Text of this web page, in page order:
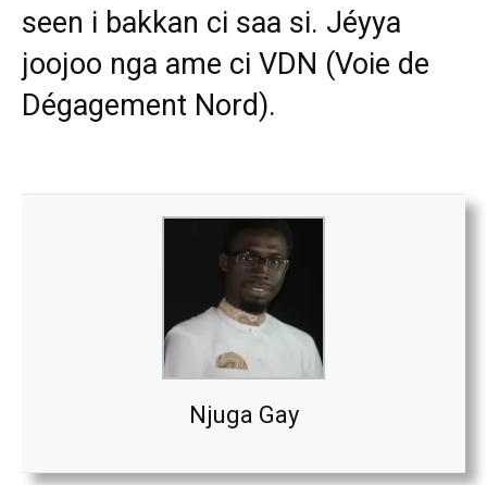
seen i bakkan ci saa si. Jéyya
joojoo nga ame ci VDN (Voie de
Dégagement Nord).
Njuga Gay